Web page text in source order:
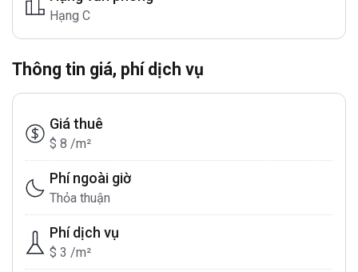
Hạng C
Thông tin giá, phí dịch vụ
Giá thuê
$ 8 /m²
Phí ngoài giờ
Thỏa thuận
Phí dịch vụ
$ 3 /m²